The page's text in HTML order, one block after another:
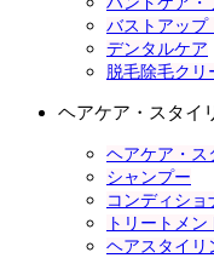
バストアップ
デンタルケア
脱毛除毛クリ
ヘアケア・スタイ
ヘアケア・ス
シャンプー
コンディショ
トリートメ
ヘアスタイリ